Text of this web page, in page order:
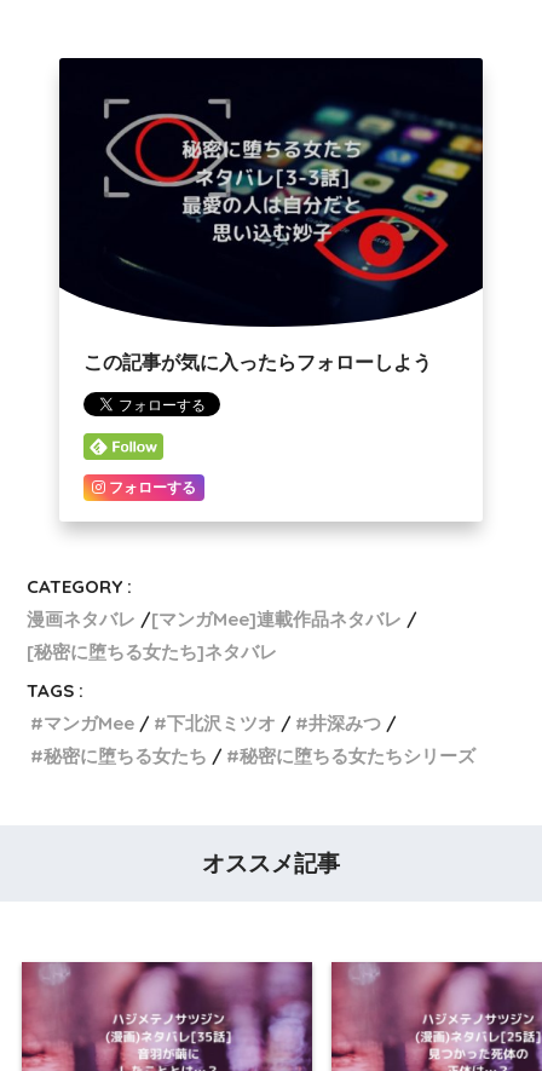
この記事が気に入ったらフォローしよう
フォローする
CATEGORY :
漫画ネタバレ
[マンガMee]連載作品ネタバレ
[秘密に堕ちる女たち]ネタバレ
TAGS :
マンガMee
下北沢ミツオ
井深みつ
秘密に堕ちる女たち
秘密に堕ちる女たちシリーズ
オススメ記事